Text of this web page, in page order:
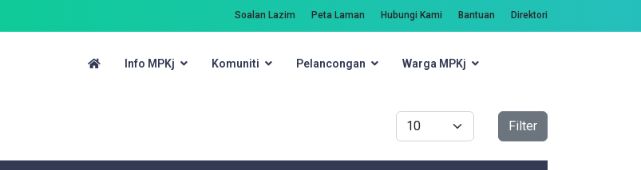
Soalan Lazim Peta Laman Hubungi Kami Bantuan Direktori
Info MPKj Komuniti Pelancongan Warga MPKj
Papar # Filter